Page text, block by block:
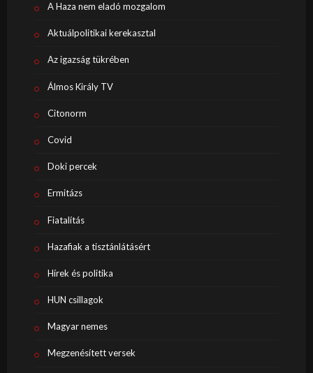
A Haza nem eladó mozgalom
Aktuálpolitikai kerekasztal
Az igazság tükrében
Álmos Király TV
Citonorm
Covid
Doki percek
Ermitázs
Fiatalítás
Hazafiak a tisztánlátásért
Hírek és politika
HUN csillagok
Magyar nemes
Megzenésített versek